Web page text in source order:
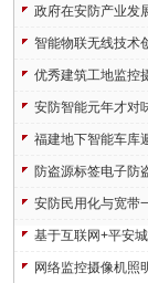
政府在安防产业发
智能物联无线技术
优秀建筑工地监控
安防智能元年才对
福建地下智能车库
防盗源标签电子防
安防民用化与宽带
基于互联网+平安
网络监控摄像机照